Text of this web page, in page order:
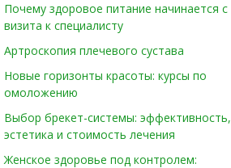
Почему здоровое питание начинается с
визита к специалисту
Артроскопия плечевого сустава
Новые горизонты красоты: курсы по
омоложению
Выбор брекет-системы: эффективность,
эстетика и стоимость лечения
Женское здоровье под контролем: